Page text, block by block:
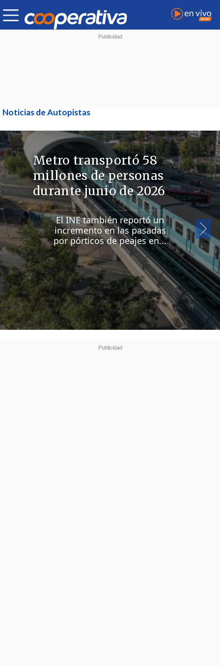
Noticias de Autopistas
Metro transportó 58
millones de personas
durante junio de 2026
El INE también reportó un
incremento en las pasadas
por pórticos de peajes en...